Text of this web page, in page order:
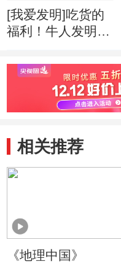
[我爱发明]吃货的
福利！牛人发明自
相关推荐
《地理中国》